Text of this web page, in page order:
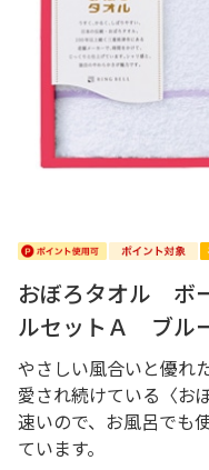
おぼろタオル ボ
ルセットＡ ブル
やさしい風合いと優れ
愛され続けている〈お
速いので、お風呂でも
ています。